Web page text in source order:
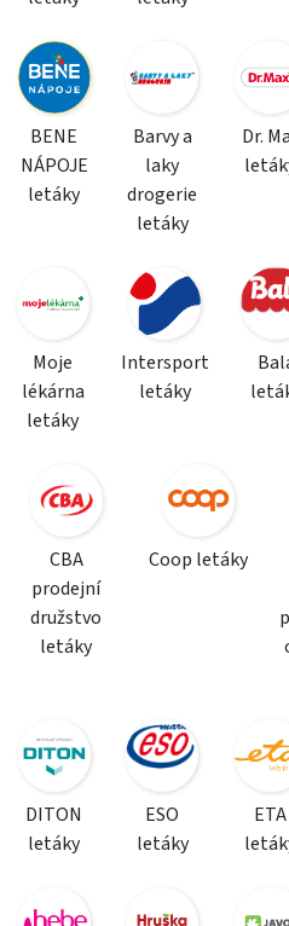
BENE
NÁPOJE
letáky
Barvy a
laky
drogerie
letáky
Dr.
Moje
lékárna
letáky
Intersport
letáky
CBA
prodejní
družstvo
letáky
Coop letáky
DITON
letáky
ESO
letáky
ETA